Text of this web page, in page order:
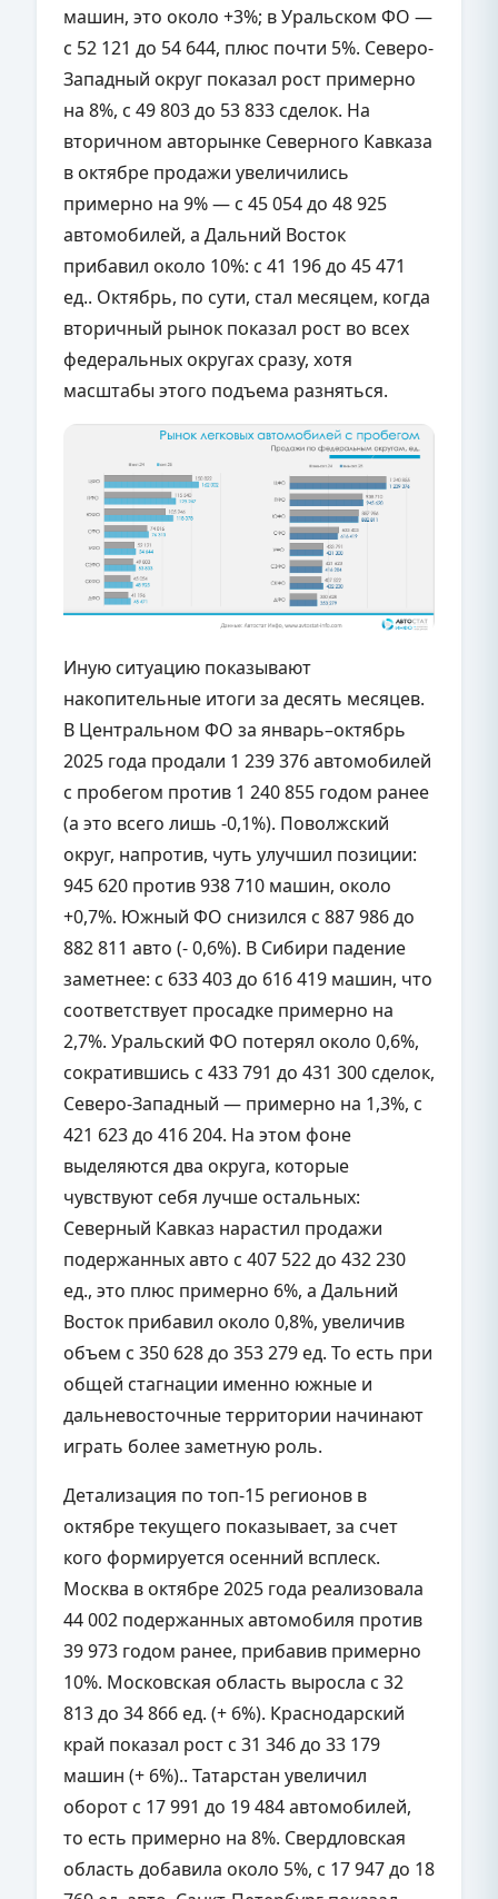
машин, это около +3%; в Уральском ФО —
с 52 121 до 54 644, плюс почти 5%. Северо-
Западный округ показал рост примерно
на 8%, с 49 803 до 53 833 сделок. На
вторичном авторынке Северного Кавказа
в октябре продажи увеличились
примерно на 9% — с 45 054 до 48 925
автомобилей, а Дальний Восток
прибавил около 10%: с 41 196 до 45 471
ед.. Октябрь, по сути, стал месяцем, когда
вторичный рынок показал рост во всех
федеральных округах сразу, хотя
масштабы этого подъема разняться.
Иную ситуацию показывают
накопительные итоги за десять месяцев.
В Центральном ФО за январь–октябрь
2025 года продали 1 239 376 автомобилей
с пробегом против 1 240 855 годом ранее
(а это всего лишь -0,1%). Поволжский
округ, напротив, чуть улучшил позиции:
945 620 против 938 710 машин, около
+0,7%. Южный ФО снизился с 887 986 до
882 811 авто (- 0,6%). В Сибири падение
заметнее: с 633 403 до 616 419 машин, что
соответствует просадке примерно на
2,7%. Уральский ФО потерял около 0,6%,
сократившись с 433 791 до 431 300 сделок,
Северо-Западный — примерно на 1,3%, с
421 623 до 416 204. На этом фоне
выделяются два округа, которые
чувствуют себя лучше остальных:
Северный Кавказ нарастил продажи
подержанных авто с 407 522 до 432 230
ед., это плюс примерно 6%, а Дальний
Восток прибавил около 0,8%, увеличив
объем с 350 628 до 353 279 ед. То есть при
общей стагнации именно южные и
дальневосточные территории начинают
играть более заметную роль.
Детализация по топ-15 регионов в
октябре текущего показывает, за счет
кого формируется осенний всплеск.
Москва в октябре 2025 года реализовала
44 002 подержанных автомобиля против
39 973 годом ранее, прибавив примерно
10%. Московская область выросла с 32
813 до 34 866 ед. (+ 6%). Краснодарский
край показал рост с 31 346 до 33 179
машин (+ 6%).. Татарстан увеличил
оборот с 17 991 до 19 484 автомобилей,
то есть примерно на 8%. Свердловская
область добавила около 5%, с 17 947 до 18